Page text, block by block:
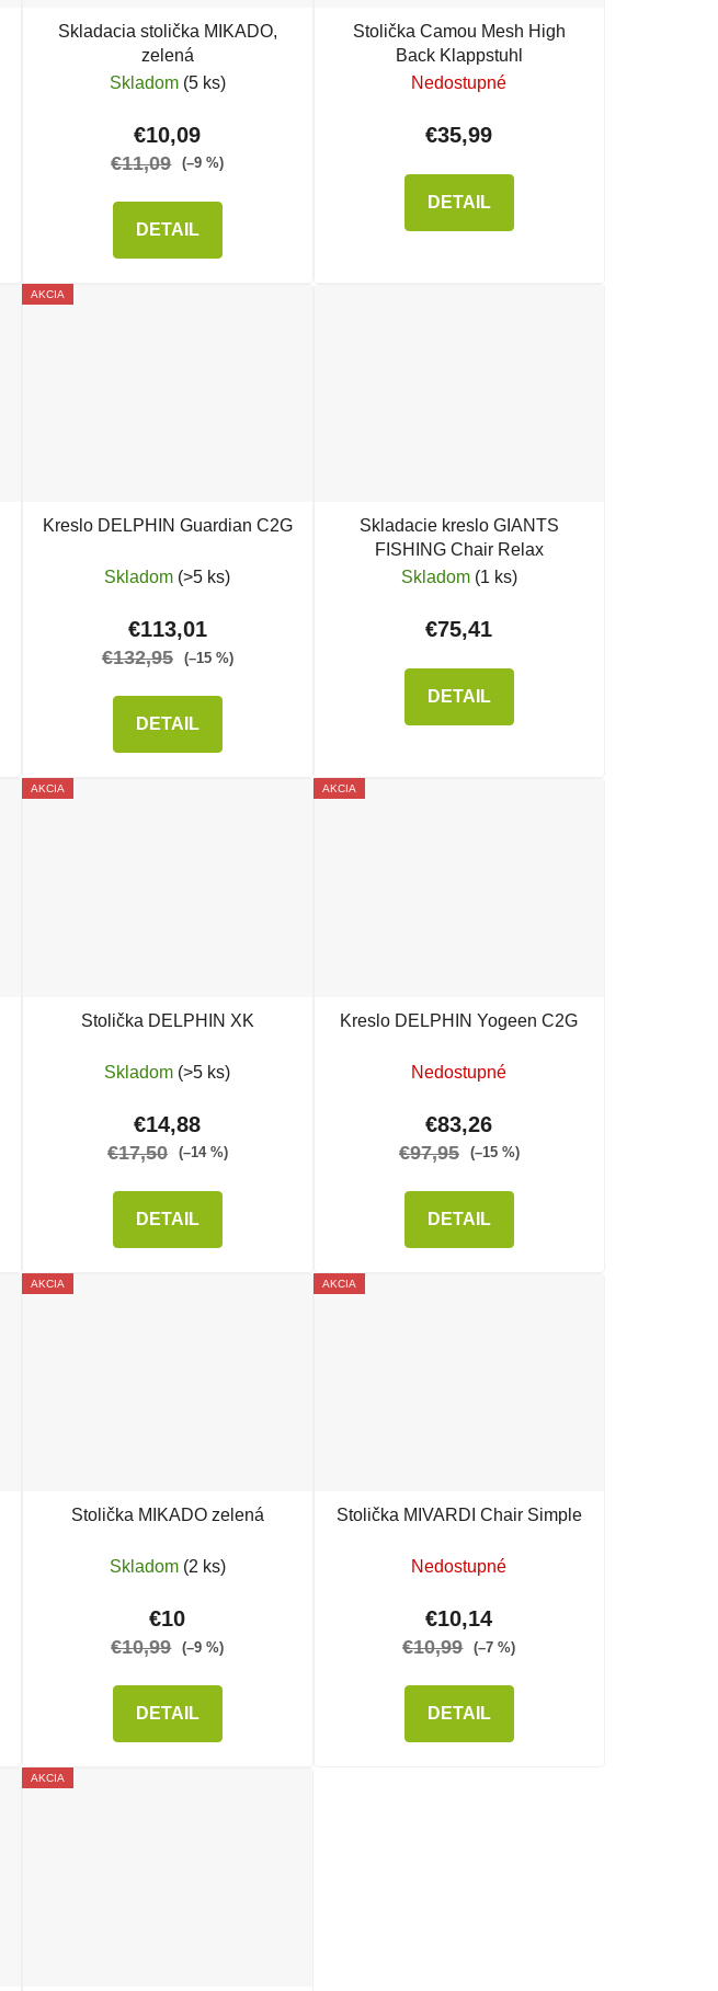
Skladacia stolička MIKADO,
zelená
Skladom (5 ks)
€10,09
€11,09 (–9 %)
DETAIL
Stolička Camou Mesh High
Back Klappstuhl
Nedostupné
€35,99
DETAIL
AKCIA
Kreslo DELPHIN Guardian C2G
Skladom (>5 ks)
€113,01
€132,95 (–15 %)
DETAIL
Skladacie kreslo GIANTS
FISHING Chair Relax
Skladom (1 ks)
€75,41
DETAIL
AKCIA
Stolička DELPHIN XK
Skladom (>5 ks)
€14,88
€17,50 (–14 %)
DETAIL
AKCIA
Kreslo DELPHIN Yogeen C2G
Nedostupné
€83,26
€97,95 (–15 %)
DETAIL
AKCIA
Stolička MIKADO zelená
Skladom (2 ks)
€10
€10,99 (–9 %)
DETAIL
AKCIA
Stolička MIVARDI Chair Simple
Nedostupné
€10,14
€10,99 (–7 %)
DETAIL
AKCIA